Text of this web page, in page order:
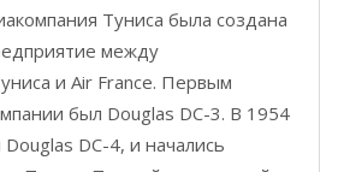
Туниса была создана
между
и Air France. Первым
был Douglas DC-3. В 1954
DC-4, и начались